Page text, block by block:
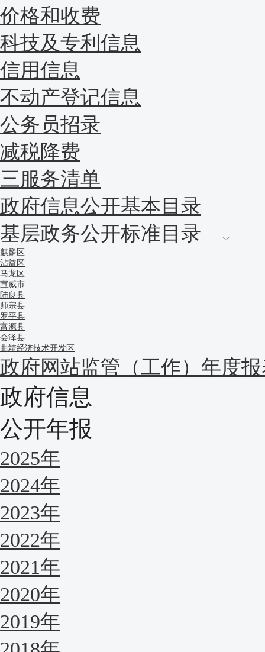
价格和收费
科技及专利信息
信用信息
不动产登记信息
公务员招录
减税降费
三服务清单
政府信息公开基本目录
基层政务公开标准目录
麒麟区
沾益区
马龙区
宣威市
陆良县
师宗县
罗平县
富源县
会泽县
曲靖经济技术开发区
政府网站监管（工作）年度
政府信息
公开年报
2025年
2024年
2023年
2022年
2021年
2020年
2019年